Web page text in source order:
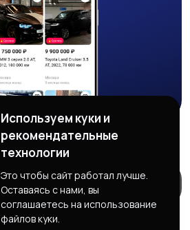
Используем куки и
рекомендательные
технологии
Это чтобы сайт работал лучше.
Оставаясь с нами, вы
соглашаетесь на использование
файлов куки.